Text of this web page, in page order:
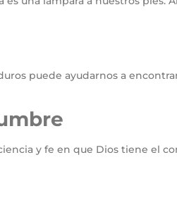
puede ayudarnos a
y fe en que Dios tiene el